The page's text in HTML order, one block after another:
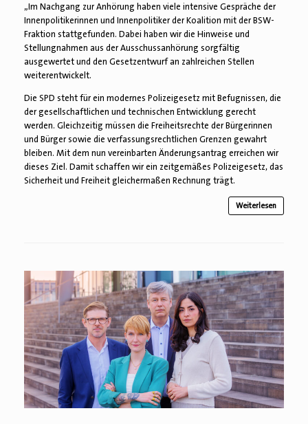
„Im Nachgang zur Anhörung haben viele intensive Gespräche der
Innenpolitikerinnen und Innenpolitiker der Koalition mit der BSW-
Fraktion stattgefunden. Dabei haben wir die Hinweise und
Stellungnahmen aus der Ausschussanhörung sorgfältig
ausgewertet und den Gesetzentwurf an zahlreichen Stellen
weiterentwickelt.
Die SPD steht für ein modernes Polizeigesetz mit Befugnissen, die
der gesellschaftlichen und technischen Entwicklung gerecht
werden. Gleichzeitig müssen die Freiheitsrechte der Bürgerinnen
und Bürger sowie die verfassungsrechtlichen Grenzen gewahrt
bleiben. Mit dem nun vereinbarten Änderungsantrag erreichen wir
dieses Ziel. Damit schaffen wir ein zeitgemäßes Polizeigesetz, das
Sicherheit und Freiheit gleichermaßen Rechnung trägt.
Weiterlesen